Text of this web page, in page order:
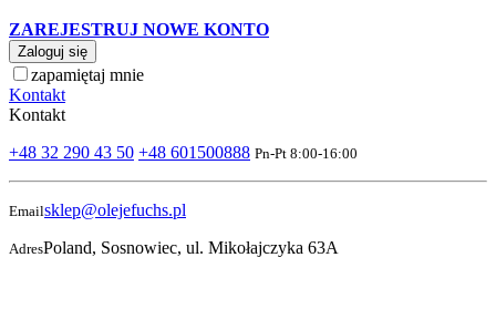
ZAREJESTRUJ NOWE KONTO
Zaloguj się
zapamiętaj mnie
Kontakt
Kontakt
+48 32 290 43 50 +48 601500888 Pn-Pt 8:00-16:00
Emailsklep@olejefuchs.pl
AdresPoland, Sosnowiec, ul. Mikołajczyka 63A